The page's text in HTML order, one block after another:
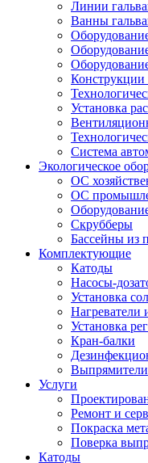
Линии
Ванны
Конструкции
Установка
Система
Экологическое
ОС
ОС
Скрубберы
Бассейны из
Комплектующие
Катоды
Насосы-
Установка
Нагреватели
Установка
Кран-балки
Выпрямители
Услуги
Ремонт и
Покраска
Поверка
Катоды